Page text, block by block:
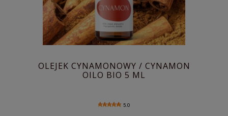
OLEJEK CYNAMONOWY / CYNAMON
OILO BIO 5 ML
5.0